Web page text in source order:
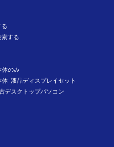
する
体のみ
液晶ディスプレイセット
デスクトップパソコン